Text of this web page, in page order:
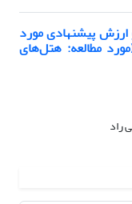
ارزش پیشنهادی مورد
مطالعه: هتل‌های
راد